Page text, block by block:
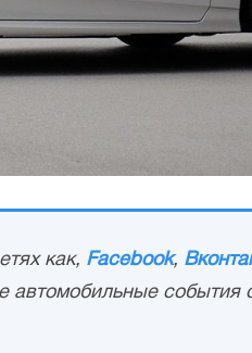
как, Facebook,
автомобильные события